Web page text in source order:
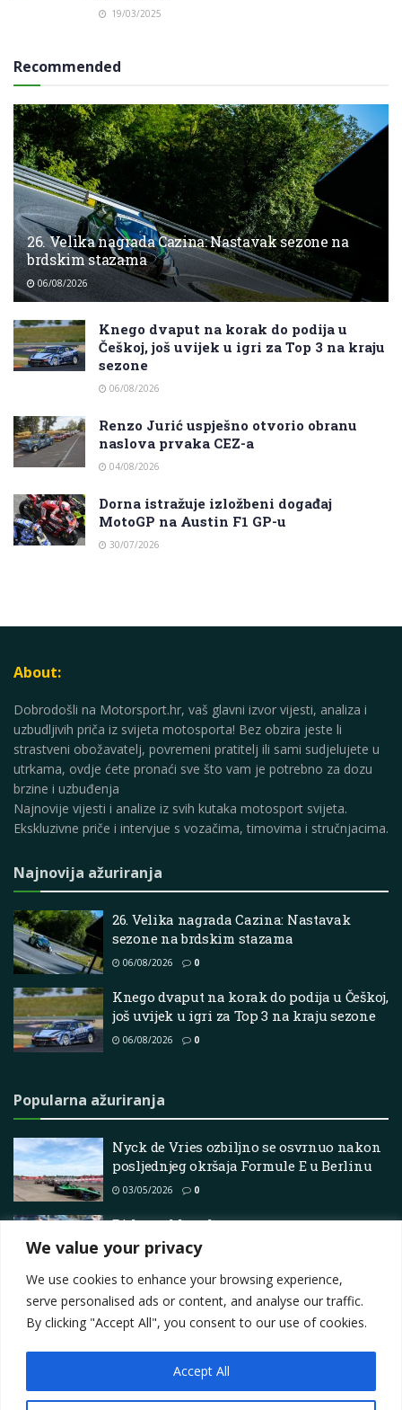
We value your privacy
We use cookies to enhance your browsing experience,
serve personalised ads or content, and analyse our traffic.
By clicking "Accept All", you consent to our use of cookies.
Accept All
19/03/2025
Recommended
26. Velika nagrada Cazina: Nastavak sezone na
brdskim stazama
06/08/2026
Knego dvaput na korak do podija u
Češkoj, još uvijek u igri za Top 3 na kraju
sezone
06/08/2026
Renzo Jurić uspješno otvorio obranu
naslova prvaka CEZ-a
04/08/2026
Dorna istražuje izložbeni događaj
MotoGP na Austin F1 GP-u
30/07/2026
About:
Dobrodošli na Motorsport.hr, vaš glavni izvor vijesti, analiza i
uzbudljivih priča iz svijeta motosporta! Bez obzira jeste li
strastveni obožavatelj, povremeni pratitelj ili sami sudjelujete u
utrkama, ovdje ćete pronaći sve što vam je potrebno za dozu
brzine i uzbuđenja
Najnovije vijesti i analize iz svih kutaka motosport svijeta.
Ekskluzivne priče i intervjue s vozačima, timovima i stručnjacima.
Najnovija ažuriranja
26. Velika nagrada Cazina: Nastavak
sezone na brdskim stazama
06/08/2026 0
Knego dvaput na korak do podija u Češkoj,
još uvijek u igri za Top 3 na kraju sezone
06/08/2026 0
Popularna ažuriranja
Nyck de Vries ozbiljno se osvrnuo nakon
posljednjeg okršaja Formule E u Berlinu
03/05/2026 0
Bitka za klupsko prvenstvo se
intenzivira na PE Oval Track Raceway
Contact
Privacy Policy
Terms Marketing i oglašavanje